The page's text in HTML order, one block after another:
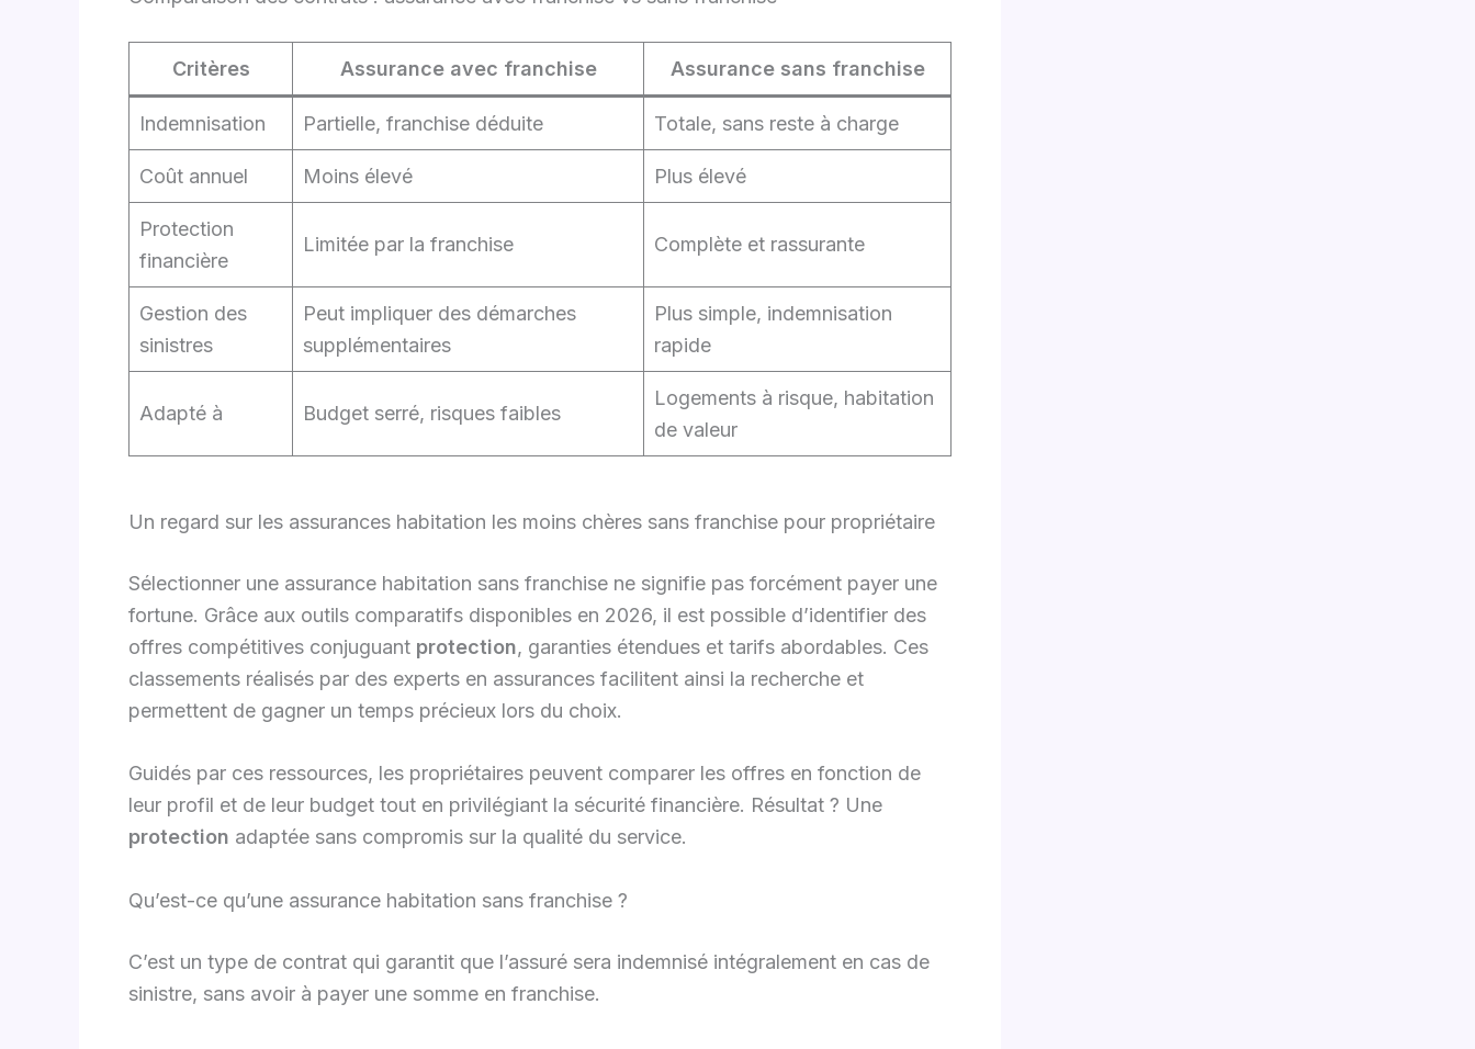
Critères Assurance avec franchise Assurance sans franchise
Indemnisation Partielle, franchise déduite Totale, sans reste à charge
Coût annuel Moins élevé Plus élevé
Protection
financière
Limitée par la franchise Complète et rassurante
Gestion des
sinistres
Peut impliquer des démarches
supplémentaires
Plus simple, indemnisation
rapide
Adapté à Budget serré, risques faibles
Logements à risque, habitation
de valeur
Un regard sur les assurances habitation les moins chères sans franchise pour propriétaire
Sélectionner une assurance habitation sans franchise ne signifie pas forcément payer une
fortune. Grâce aux outils comparatifs disponibles en 2026, il est possible d’identifier des
offres compétitives conjuguant protection, garanties étendues et tarifs abordables. Ces
classements réalisés par des experts en assurances facilitent ainsi la recherche et
permettent de gagner un temps précieux lors du choix.
Guidés par ces ressources, les propriétaires peuvent comparer les offres en fonction de
leur profil et de leur budget tout en privilégiant la sécurité financière. Résultat ? Une
protection adaptée sans compromis sur la qualité du service.
Qu’est-ce qu’une assurance habitation sans franchise ?
C’est un type de contrat qui garantit que l’assuré sera indemnisé intégralement en cas de
sinistre, sans avoir à payer une somme en franchise.